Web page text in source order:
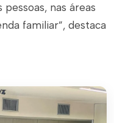
nas áreas
familiar”, destaca